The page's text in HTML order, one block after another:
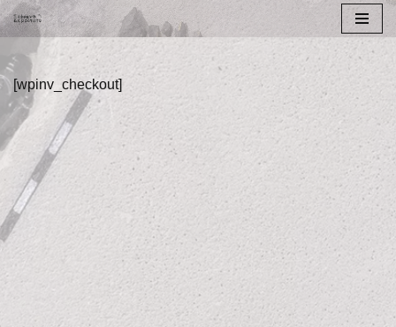
Μεταπηδήστε
στο
περιεχόμενο
[wpinv_checkout]